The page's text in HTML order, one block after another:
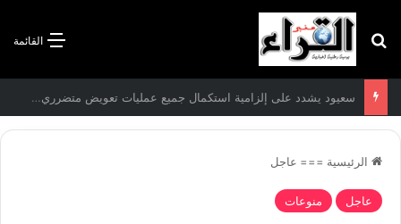
القائمة بحث عن
سعيود يشدد على إلزامية استكمال جميع عمليات تعويض متضرري حرائق الغابات قبل نهاية شهر أوت
الرئيسية === عاجل
عاجل منوعات